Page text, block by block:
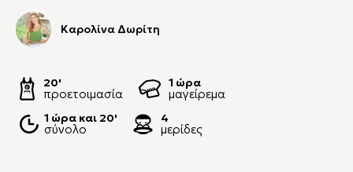
Καρολίνα Δωρίτη
20'
προετοιμασία
1 ώρα
μαγείρεμα
1 ώρα και 20'
σύνολο
4
μερίδες